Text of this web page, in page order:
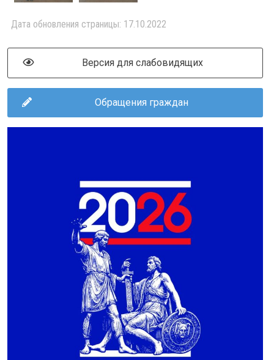
Дата обновления страницы: 17.10.2022
Версия для слабовидящих
Обращения граждан